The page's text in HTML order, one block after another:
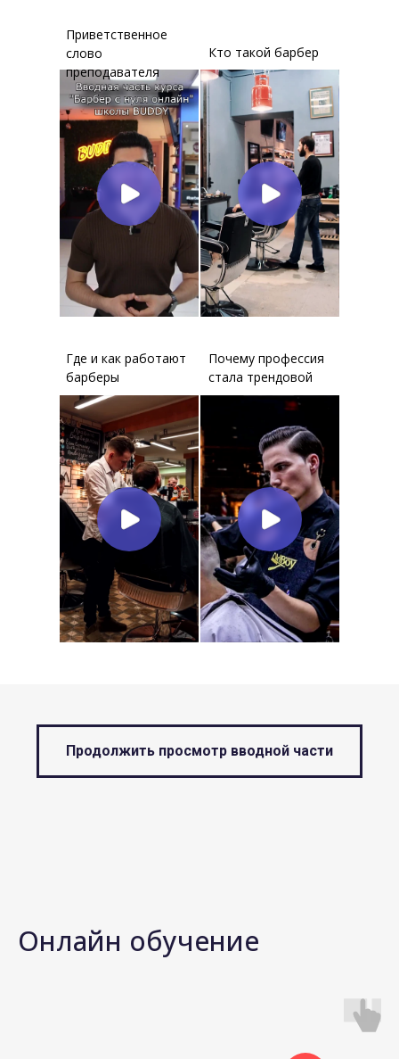
Приветственное
слово
преподавателя
Кто такой барбер
Где и как работают
барберы
Почему профессия
стала трендовой
Продолжить просмотр вводной части
Онлайн обучение